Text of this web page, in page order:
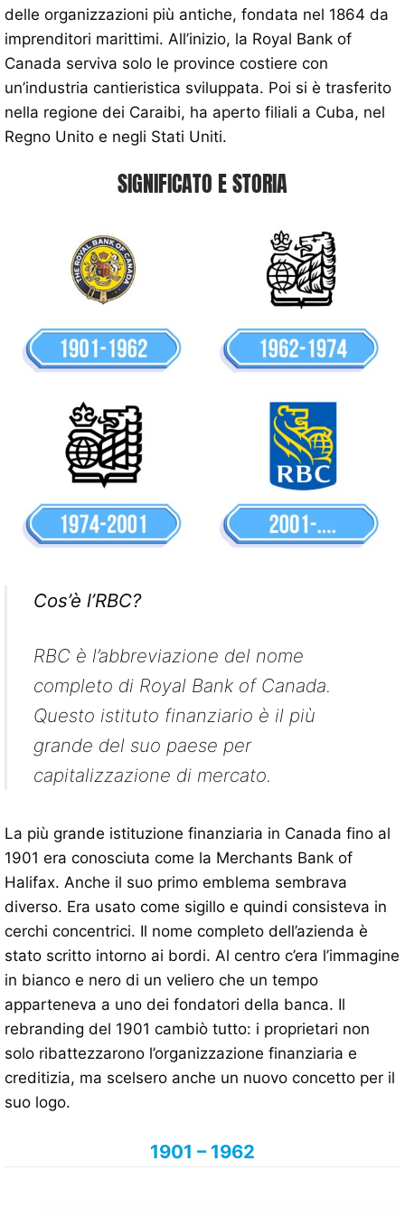
delle organizzazioni più antiche, fondata nel 1864 da
imprenditori marittimi. All’inizio, la Royal Bank of
Canada serviva solo le province costiere con
un’industria cantieristica sviluppata. Poi si è trasferito
nella regione dei Caraibi, ha aperto filiali a Cuba, nel
Regno Unito e negli Stati Uniti.
SIGNIFICATO E STORIA
Cos’è l’RBC?
RBC è l’abbreviazione del nome
completo di Royal Bank of Canada.
Questo istituto finanziario è il più
grande del suo paese per
capitalizzazione di mercato.
La più grande istituzione finanziaria in Canada fino al
1901 era conosciuta come la Merchants Bank of
Halifax. Anche il suo primo emblema sembrava
diverso. Era usato come sigillo e quindi consisteva in
cerchi concentrici. Il nome completo dell’azienda è
stato scritto intorno ai bordi. Al centro c’era l’immagine
in bianco e nero di un veliero che un tempo
apparteneva a uno dei fondatori della banca. Il
rebranding del 1901 cambiò tutto: i proprietari non
solo ribattezzarono l’organizzazione finanziaria e
creditizia, ma scelsero anche un nuovo concetto per il
suo logo.
1901 – 1962